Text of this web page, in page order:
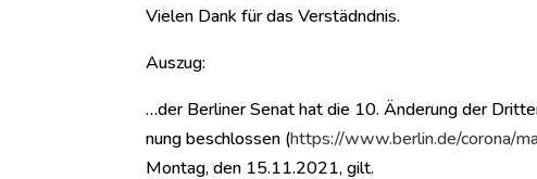
Vielen Dank für das Verstädndnis.
Auszug:
…der Berliner Senat hat die 10. Änderung der
nung beschlossen (https://www.berlin.de/corona/
Montag, den 15.11.2021, gilt.